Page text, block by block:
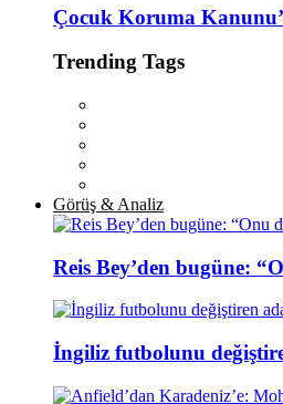
Çocuk Koruma
Trending Tags
Görüş & Analiz
Reis Bey’den bugüne:
İngiliz futbolunu